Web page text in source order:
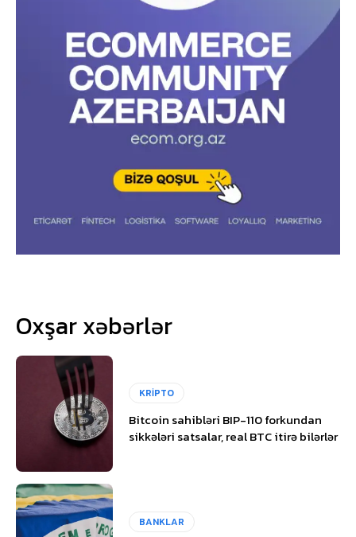
Oxşar xəbərlər
KRİPTO
Bitcoin sahibləri BIP-110 forkundan
sikkələri satsalar, real BTC itirə bilərlər
BANKLAR